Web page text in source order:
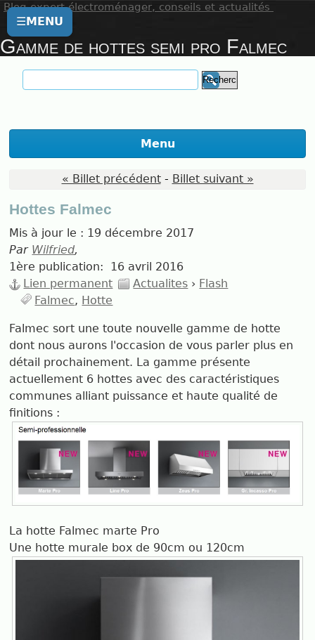
Blog expert électroménager, conseils et actualités
Gamme de hottes semi pro Falmec
☰MENU
Menu
« Billet précédent - Billet suivant »
Hottes Falmec
Mis à jour le : 19 décembre 2017
Par Wilfried,
1ère publication: 16 avril 2016
Lien permanent
Actualites › Flash
Falmec
Hotte
Falmec sort une toute nouvelle gamme de hotte
dont nous aurons l'occasion de vous parler plus en
détail prochainement. La gamme présente
actuellement 6 hottes avec des caractéristiques
communes alliant puissance et haute qualité de
finitions :
La hotte Falmec marte Pro
Une hotte murale box de 90cm ou 120cm